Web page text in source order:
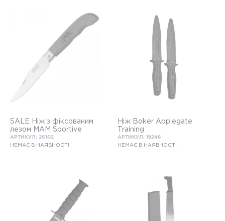
SALE Ніж з фіксованим
лезом MAM Sportive
АРТИКУЛ: 26102
НЕМАЄ В НАЯВНОСТІ
Ніж Boker Applegate
Training
АРТИКУЛ: 18248
НЕМАЄ В НАЯВНОСТІ